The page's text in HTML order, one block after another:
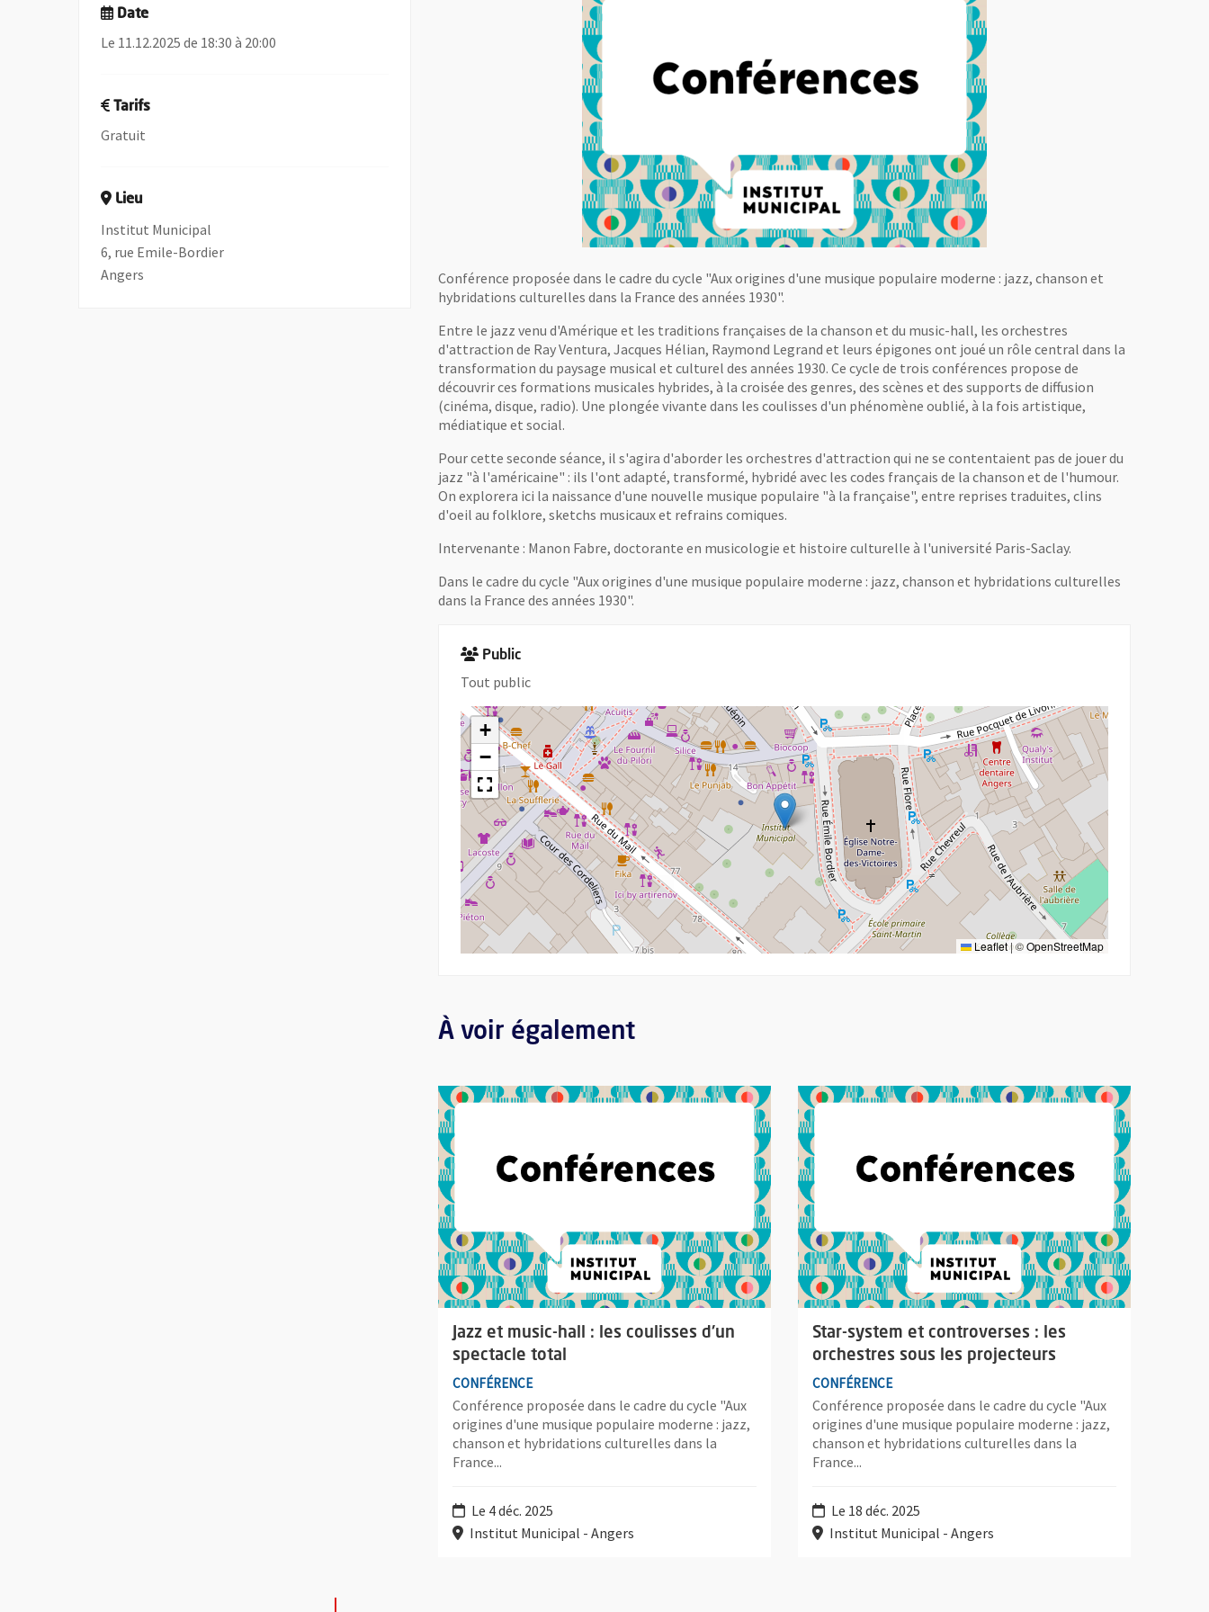
Conférence proposée dans le cadre du cycle "Aux origines d'une musique populaire moderne : jazz, chanson et
hybridations culturelles dans la France des années 1930".
Entre le jazz venu d'Amérique et les traditions françaises de la chanson et du music-hall, les orchestres
d'attraction de Ray Ventura, Jacques Hélian, Raymond Legrand et leurs épigones ont joué un rôle central dans la
transformation du paysage musical et culturel des années 1930. Ce cycle de trois conférences propose de
découvrir ces formations musicales hybrides, à la croisée des genres, des scènes et des supports de diffusion
(cinéma, disque, radio). Une plongée vivante dans les coulisses d'un phénomène oublié, à la fois artistique,
médiatique et social.
Pour cette seconde séance, il s'agira d'aborder les orchestres d'attraction qui ne se contentaient pas de jouer du
jazz "à l'américaine" : ils l'ont adapté, transformé, hybridé avec les codes français de la chanson et de l'humour.
On explorera ici la naissance d'une nouvelle musique populaire "à la française", entre reprises traduites, clins
d'oeil au folklore, sketchs musicaux et refrains comiques.
Intervenante : Manon Fabre, doctorante en musicologie et histoire culturelle à l'université Paris-Saclay.
Dans le cadre du cycle "Aux origines d'une musique populaire moderne : jazz, chanson et hybridations culturelles
dans la France des années 1930".
Public
Tout public
+
−
Leaflet|©OpenStreetMap
À voir également
Jazz et music-hall : les coulisses d'un
spectacle total
CONFÉRENCE
Conférence proposée dans le cadre du cycle "Aux
origines d'une musique populaire moderne : jazz,
chanson et hybridations culturelles dans la
France...
Le 4 déc. 2025
Institut Municipal - Angers
Plus d'information sur l'évènement : Jazz et music-hall : les coulisses d'un spectacle total
Star-system et controverses : les
orchestres sous les projecteurs
CONFÉRENCE
Conférence proposée dans le cadre du cycle "Aux
origines d'une musique populaire moderne : jazz,
chanson et hybridations culturelles dans la
France...
Le 18 déc. 2025
Institut Municipal - Angers
Plus d'information sur l'évènement : Star-system et controverses
Date
Le 11.12.2025 de 18:30 à 20:00
Tarifs
Gratuit
Lieu
Institut Municipal
6, rue Emile-Bordier
Angers